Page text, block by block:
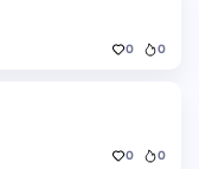
0 0
0 0